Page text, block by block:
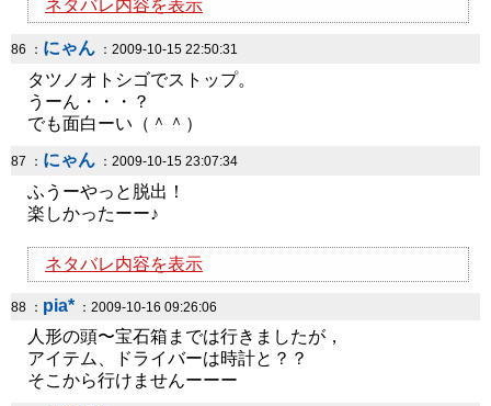
ネタバレ内容を表示
86 ： にゃん ：2009-10-15 22:50:31
タツノオトシゴでストップ。
うーん・・・？
でも面白ーい（＾＾）
87 ： にゃん ：2009-10-15 23:07:34
ふうーやっと脱出！
楽しかったーー♪
ネタバレ内容を表示
88 ： pia* ：2009-10-16 09:26:06
人形の頭〜宝石箱までは行きましたが，
アイテム、ドライバーは時計と？？
そこから行けませんーーー